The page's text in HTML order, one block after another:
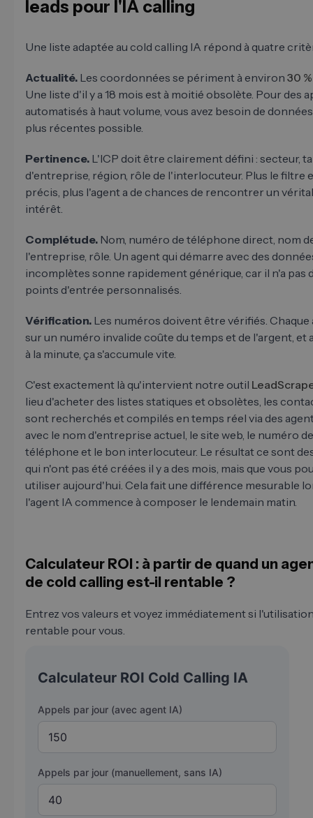
leads pour l'IA calling
Une liste adaptée au cold calling IA répond à quatre
Actualité. Les coordonnées se périment à environ 30
Une liste d'il y a 18 mois est à moitié obsolète. Pour des
automatisés à haut volume, vous avez besoin de
plus récentes possible.
Pertinence. L'ICP doit être clairement défini : secteur,
d'entreprise, région, rôle de l'interlocuteur. Plus le filtre
précis, plus l'agent a de chances de rencontrer un
intérêt.
Complétude. Nom, numéro de téléphone direct, nom
l'entreprise, rôle. Un agent qui démarre avec des
incomplètes sonne rapidement générique, car il n'a pas
points d'entrée personnalisés.
Vérification. Les numéros doivent être vérifiés. Chaque
sur un numéro invalide coûte du temps et de l'argent, et
à la minute, ça s'accumule vite.
C'est exactement là qu'intervient notre outil
lieu d'acheter des listes statiques et obsolètes, les
sont recherchés et compilés en temps réel via des
avec le nom d'entreprise actuel, le site web, le numéro de
téléphone et le bon interlocuteur. Le résultat ce sont
qui n'ont pas été créées il y a des mois, mais que vous
utiliser aujourd'hui. Cela fait une différence mesurable
l'agent IA commence à composer le lendemain matin.
Calculateur ROI : à partir de quand un
de cold calling est-il rentable ?
Entrez vos valeurs et voyez immédiatement si
rentable pour vous.
Calculateur ROI Cold Calling IA
Appels par jour (avec agent IA)
Appels par jour (manuellement, sans IA)